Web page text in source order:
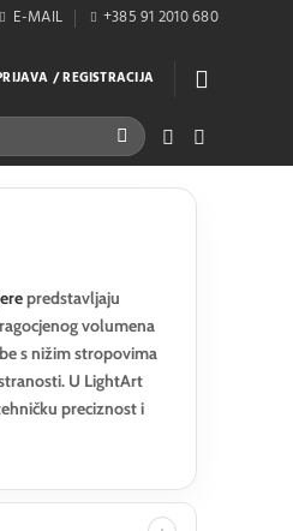
E-MAIL +385 91 2010 680
/ REGISTRACIJA
predstavljaju
volumena
s nižim stropovima
U LightArt
preciznost i